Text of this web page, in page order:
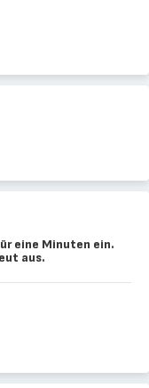
eine Minuten ein.
aus.